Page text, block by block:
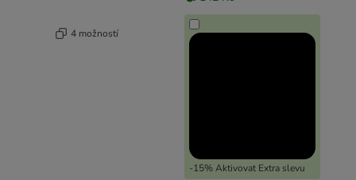
4 možností
-15% Aktivovat Extra slevu